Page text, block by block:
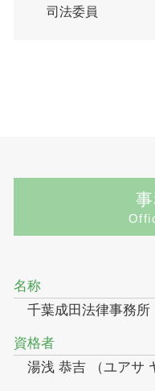
司法委員
名称
千葉成田法律事務所
資格者
湯浅 恭吉 （ユアサ